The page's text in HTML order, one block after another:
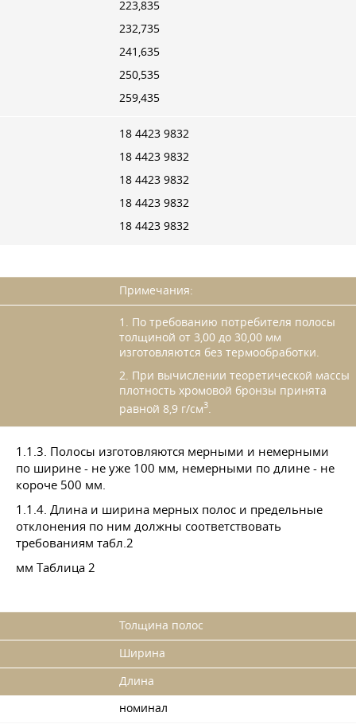
223,835
232,735
241,635
250,535
259,435
18 4423 9832
18 4423 9832
18 4423 9832
18 4423 9832
18 4423 9832
Примечания:
1. По требованию потребителя полосы
толщиной от 3,00 до 30,00 мм
изготовляются без термообработки.
2. При вычислении теоретической массы
плотность хромовой бронзы принята
равной 8,9 г/см3
1.1.3. Полосы изготовляются мерными и немерными
по ширине - не уже 100 мм, немерными по длине - не
короче 500 мм.
1.1.4. Длина и ширина мерных полос и предельные
отклонения по ним должны соответствовать
требованиям табл.2
мм Таблица 2
Толщина полос
Ширина
Длина
номинал